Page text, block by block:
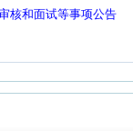
核和面试等事项公告